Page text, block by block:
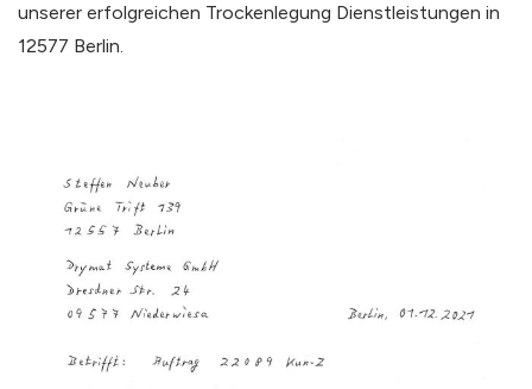
unserer erfolgreichen Trockenlegung Dienstleistungen in
12577 Berlin.